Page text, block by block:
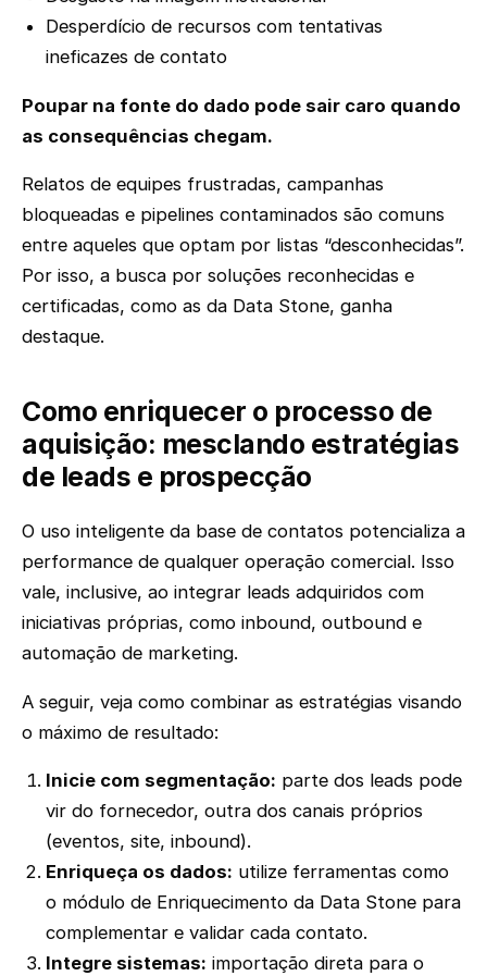
Desperdício de recursos com tentativas
ineficazes de contato
Poupar na fonte do dado pode sair caro quando
as consequências chegam.
Relatos de equipes frustradas, campanhas
bloqueadas e pipelines contaminados são comuns
entre aqueles que optam por listas “desconhecidas”.
Por isso, a busca por soluções reconhecidas e
certificadas, como as da Data Stone, ganha
destaque.
Como enriquecer o processo de
aquisição: mesclando estratégias
de leads e prospecção
O uso inteligente da base de contatos potencializa a
performance de qualquer operação comercial. Isso
vale, inclusive, ao integrar leads adquiridos com
iniciativas próprias, como inbound, outbound e
automação de marketing.
A seguir, veja como combinar as estratégias visando
o máximo de resultado:
Inicie com segmentação: parte dos leads pode
vir do fornecedor, outra dos canais próprios
(eventos, site, inbound).
Enriqueça os dados: utilize ferramentas como
o módulo de Enriquecimento da Data Stone para
complementar e validar cada contato.
Integre sistemas: importação direta para o